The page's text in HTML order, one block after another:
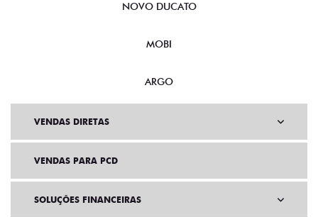
NOVO DUCATO
MOBI
ARGO
VENDAS DIRETAS
VENDAS PARA PCD
SOLUÇÕES FINANCEIRAS